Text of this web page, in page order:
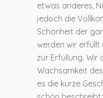
etwas anderes,
jedoch die
Schönheit der
werden wir
zur Erfüllung. Wir
Wachsamkeit
es die kurze